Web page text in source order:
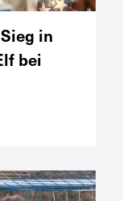
in
bei